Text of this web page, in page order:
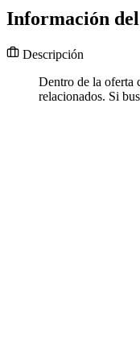
Información
Descripción
Dentro de la oferta
relacionados. Si